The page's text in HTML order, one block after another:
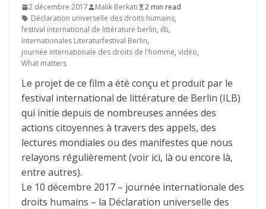
2 décembre 2017 Malik Berkati
2 min read
Déclaration universelle des droits humains,
festival international de littérature berlin, ilb,
Internationales Literaturfestival Berlin,
journée internationale des droits de l'homme, vidéo,
What matters
Le projet de ce film a été conçu et produit par le
festival international de littérature de Berlin (ILB)
qui initie depuis de nombreuses années des
actions citoyennes à travers des appels, des
lectures mondiales ou des manifestes que nous
relayons régulièrement (voir ici, là ou encore là,
entre autres).
Le 10 décembre 2017 – journée internationale des
droits humains – la Déclaration universelle des